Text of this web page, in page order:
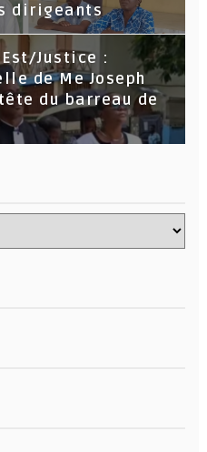
dirigeants
Justice :
de Me Joseph
du barreau de